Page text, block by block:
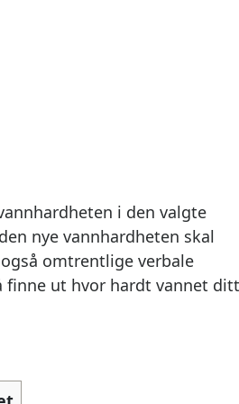
i den valgte
nye vannhardheten skal
omtrentlige verbale
finne ut hvor hardt vannet